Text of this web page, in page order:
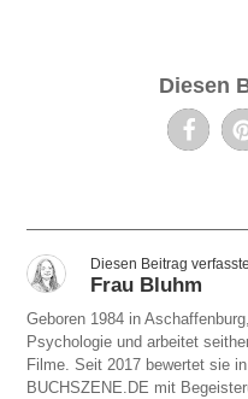
Diesen
Frau Bluhm
Geboren 1984 in
Psychologie und arbeitet
Filme. Seit 2017 bewertet sie
BUCHSZENE.DE mit